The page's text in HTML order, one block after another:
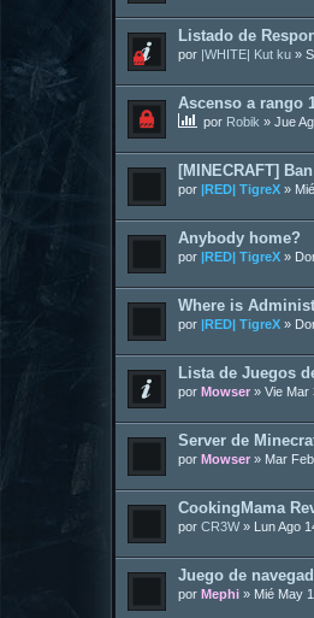
Listado de
por |WHITE| Kut ku »
Ascenso a rango
por Robik » Jue
[MINECRAFT]
por |RED| TigreX »
Anybody home?
por |RED| TigreX »
Where is
por |RED| TigreX »
Lista de Juegos
por Mowser » Vie Mar
Server de
por Mowser » Mar
CookingMama
por CR3W» Lun Ago
Juego de
por Mephi » Mié May